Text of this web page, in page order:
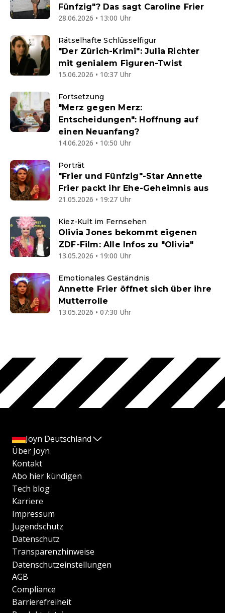
Fünfzig"? Das sagt Caroline Frier
28.06.2026 • 13:00 Uhr
Rätselhafte Schlüsselfigur
"Der Zürich-Krimi": Julia Richter
mit genialem Figuren-Twist
15.06.2026 • 10:37 Uhr
Fortsetzung
"Merz gegen Merz:
Entscheidungen": Hoffnung auf
einen Neuanfang?
14.06.2026 • 10:50 Uhr
Porträt
"Frier und Fünfzig"-Star Annette
Frier packt ihr Ehe-Geheimnis aus
21.05.2026 • 19:27 Uhr
Kiez-Kult im Fernsehen
Olivia Jones bekommt eigenen
ZDF-Film: Alle Infos zu "Olivia"
13.05.2026 • 19:00 Uhr
Emotionales Geständnis
Annette Frier öffnet sich über ihre
Mutterrolle
13.05.2026 • 07:30 Uhr
Joyn Deutschland
Über Joyn
Kontakt
Abo hier kündigen
Tech blog
Karriere
Impressum
Jugendschutz
Datenschutz
Transparenzhinweise
Datenschutzeinstellungen
AGB
Compliance
Barrierefreiheit